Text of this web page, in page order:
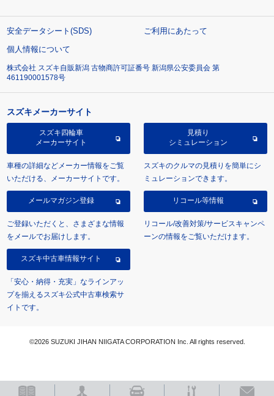
安全データシート(SDS)
ご利用にあたって
個人情報について
株式会社 スズキ自販新潟 古物商許可証番号 新潟県公安委員会 第
461190001578号
スズキメーカーサイト
スズキ四輪車
メーカーサイト
車種の詳細などメーカー情報をご覧
いただける、メーカーサイトです。
見積り
シミュレーション
スズキのクルマの見積りを簡単にシ
ミュレーションできます。
メールマガジン登録
ご登録いただくと、さまざまな情報
をメールでお届けします。
リコール等情報
リコール/改善対策/サービスキャンペ
ーンの情報をご覧いただけます。
スズキ中古車情報サイト
「安心・納得・充実」なラインアッ
プを揃えるスズキ公式中古車検索サ
イトです。
©2026 SUZUKI JIHAN NIIGATA CORPORATION Inc. All rights reserved.